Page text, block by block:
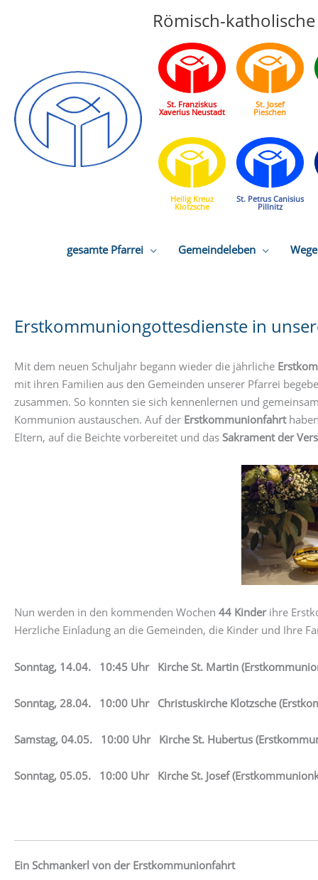
Römisch-
St. Franziskus
Xaverius Neustadt
St. Josef
Pieschen
Heilig Kreuz
Klotzsche
St. Petrus Canisius
Pillnitz
gesamte Pfarrei Gemeindeleben
Erstkommuniongottesdienste in
Mit dem neuen Schuljahr begann wieder die jährliche
mit ihren Familien aus den Gemeinden unserer Pfarrei
zusammen. So konnten sie sich kennenlernen und
Kommunion austauschen. Auf der Erstkommunionfahrt
Eltern, auf die Beichte vorbereitet und das Sakrament der
Nun werden in den kommenden Wochen 44 Kinderihre
Herzliche Einladung an die Gemeinden, die Kinder und Ihre
Sonntag, 14.04. 10:45 Uhr Kirche St. Martin
Sonntag, 28.04. 10:00 Uhr Christuskirche Klotzsche
Samstag, 04.05. 10:00 Uhr Kirche St. Hubertus
Sonntag, 05.05. 10:00 Uhr Kirche St. Josef
Ein Schmankerl von der Erstkommunionfahrt